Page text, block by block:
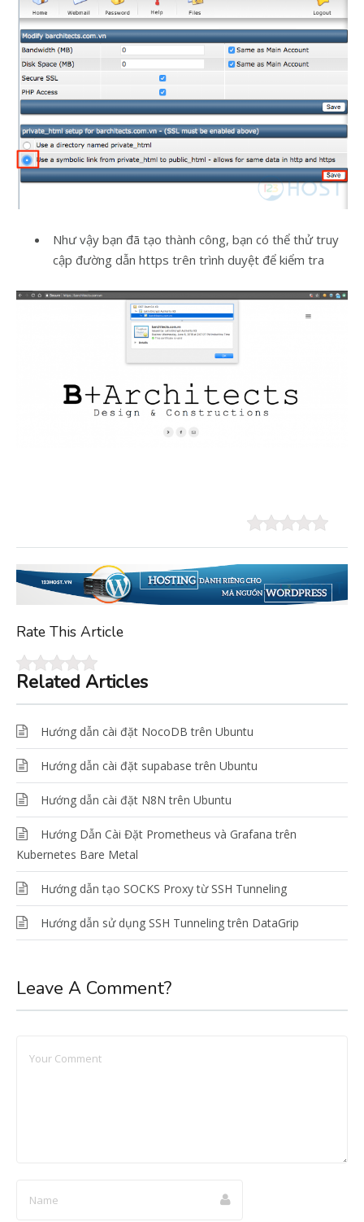
Như vậy bạn đã tạo thành công, bạn có thể thử truy
cập đường dẫn https trên trình duyệt để kiểm tra
Rate This Article
Related Articles
Hướng dẫn cài đặt NocoDB trên Ubuntu
Hướng dẫn cài đặt supabase trên Ubuntu
Hướng dẫn cài đặt N8N trên Ubuntu
Hướng Dẫn Cài Đặt Prometheus và Grafana trên
Kubernetes Bare Metal
Hướng dẫn tạo SOCKS Proxy từ SSH Tunneling
Hướng dẫn sử dụng SSH Tunneling trên DataGrip
Leave A Comment?